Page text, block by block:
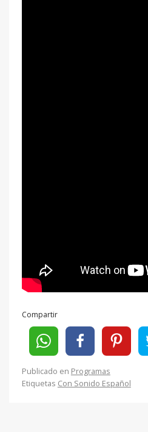
Compartir
Publicado en Programas
Etiquetas Con Sonido Español